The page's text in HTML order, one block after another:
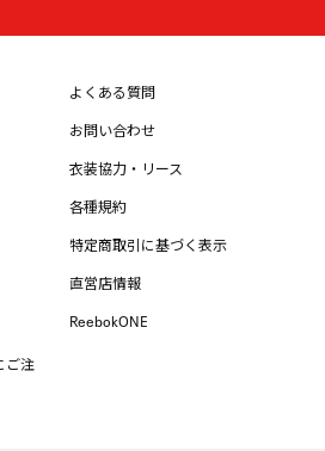
ご注
よくある質問
お問い合わせ
衣装協力・リース
各種規約
特定商取引に基づく表示
直営店情報
ReebokONE